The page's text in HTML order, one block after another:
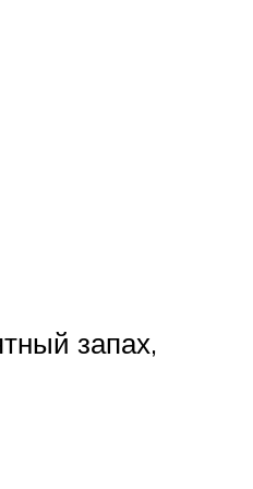
запах,